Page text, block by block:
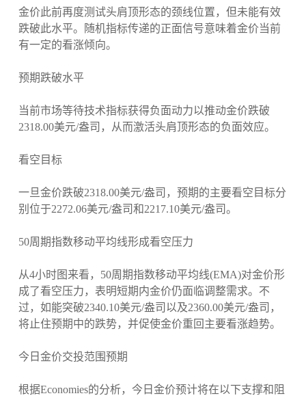
金价此前再度测试头肩顶形态的颈线位置，但未能有效
跌破此水平。随机指标传递的正面信号意味着金价当前
有一定的看涨倾向。
预期跌破水平
当前市场等待技术指标获得负面动力以推动金价跌破
2318.00美元/盎司，从而激活头肩顶形态的负面效应。
看空目标
一旦金价跌破2318.00美元/盎司，预期的主要看空目标分
别位于2272.06美元/盎司和2217.10美元/盎司。
50周期指数移动平均线形成看空压力
从4小时图来看，50周期指数移动平均线(EMA)对金价形
成了看空压力，表明短期内金价仍面临调整需求。不
过，如能突破2340.10美元/盎司以及2360.00美元/盎司，
将止住预期中的跌势，并促使金价重回主要看涨趋势。
今日金价交投范围预期
根据Economies的分析，今日金价预计将在以下支撑和阻